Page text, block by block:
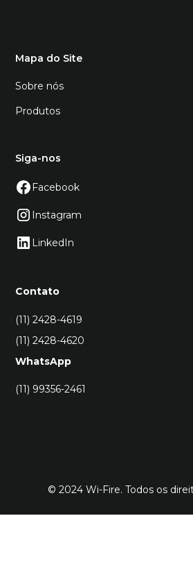
Mapa do Site
Sobre nós
Produtos
Siga-nos
Facebook
Instagram
LinkedIn
Contato
(11) 2428-4619
(11) 2428-4620
WhatsApp
(11) 99356-2461
© 2024 Wi-Fire. Todos os